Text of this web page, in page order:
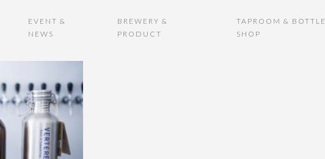
EVENT &
NEWS
BREWERY &
PRODUCT
TAPROOM & BOTTLE
SHOP